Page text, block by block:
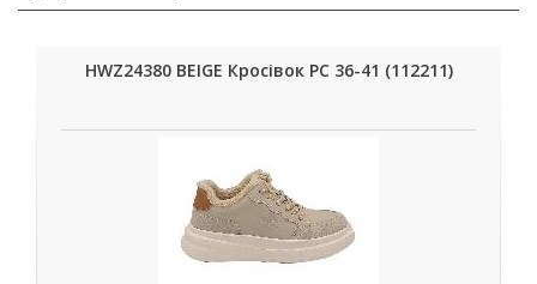
HWZ24380 BEIGE Кросівок РС 36-41 (112211)